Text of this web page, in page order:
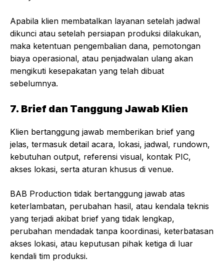
Apabila klien membatalkan layanan setelah jadwal
dikunci atau setelah persiapan produksi dilakukan,
maka ketentuan pengembalian dana, pemotongan
biaya operasional, atau penjadwalan ulang akan
mengikuti kesepakatan yang telah dibuat
sebelumnya.
7. Brief dan Tanggung Jawab Klien
Klien bertanggung jawab memberikan brief yang
jelas, termasuk detail acara, lokasi, jadwal, rundown,
kebutuhan output, referensi visual, kontak PIC,
akses lokasi, serta aturan khusus di venue.
BAB Production tidak bertanggung jawab atas
keterlambatan, perubahan hasil, atau kendala teknis
yang terjadi akibat brief yang tidak lengkap,
perubahan mendadak tanpa koordinasi, keterbatasan
akses lokasi, atau keputusan pihak ketiga di luar
kendali tim produksi.